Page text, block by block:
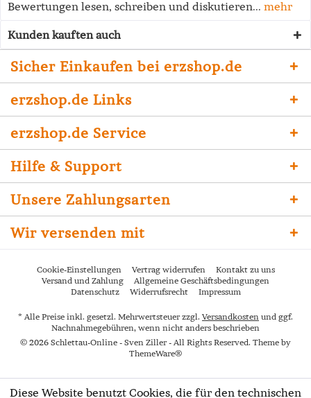
Bewertungen lesen, schreiben und diskutieren... mehr
Kunden kauften auch
Sicher Einkaufen bei erzshop.de
erzshop.de Links
erzshop.de Service
Hilfe & Support
Unsere Zahlungsarten
Wir versenden mit
Cookie-Einstellungen Vertrag widerrufen
Kontakt zu uns
Versand und Zahlung
Allgemeine Geschäftsbedingungen
Datenschutz
Widerrufsrecht Impressum
* Alle Preise inkl. gesetzl. Mehrwertsteuer zzgl. Versandkosten und ggf.
Nachnahmegebühren, wenn nicht anders beschrieben
© 2026 Schlettau-Online - Sven Ziller - All Rights Reserved. Theme by
ThemeWare®
Diese Website benutzt Cookies, die für den technischen